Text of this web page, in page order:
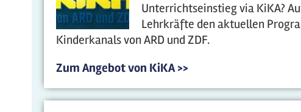
Unterrichtseinstieg via KiKA?
Lehrkräfte den aktuellen
Kinderkanals von ARD und ZDF.
Zum Angebot von KiKA >>